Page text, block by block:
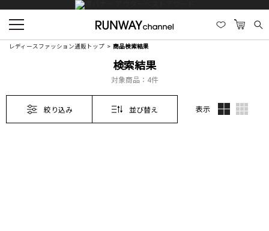
レディースファッション通販トップ 商品検索結果
検索結果
対象商品： 4件
絞り込み 並び替え 表示